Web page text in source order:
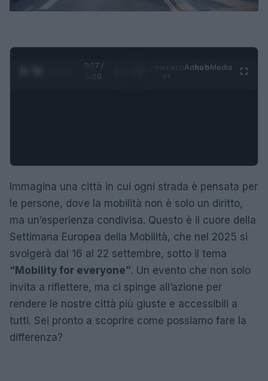
0:28 /
1:20
AdhubMedia
Immagina una città in cui ogni strada è pensata per
le persone, dove la mobilità non è solo un diritto,
ma un’esperienza condivisa. Questo è il cuore della
Settimana Europea della Mobilità, che nel 2025 si
svolgerà dal 16 al 22 settembre, sotto il tema
“Mobility for everyone”. Un evento che non solo
invita a riflettere, ma ci spinge all’azione per
rendere le nostre città più giuste e accessibili a
tutti. Sei pronto a scoprire come possiamo fare la
differenza?